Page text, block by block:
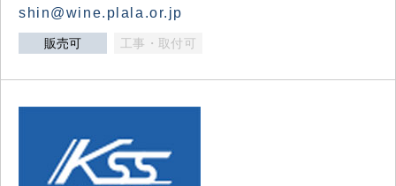
shin@wine.plala.or.jp
販売可 工事・取付可